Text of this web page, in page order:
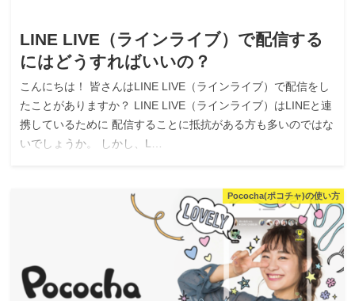
LINE LIVE（ラインライブ）で配信する
にはどうすればいいの？
こんにちは！ 皆さんはLINE LIVE（ラインライブ）で配信をし
たことがありますか？ LINE LIVE（ラインライブ）はLINEと連
携しているために 配信することに抵抗がある方も多いのではな
いでしょうか。 しかし、L…
Pococha(ポコチャ)の使い方